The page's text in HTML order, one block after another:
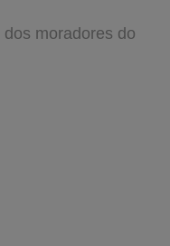
moradores do